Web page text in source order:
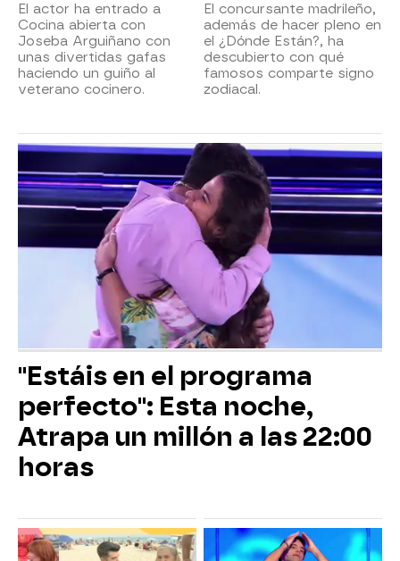
El actor ha entrado a
Cocina abierta con
Joseba Arguiñano con
unas divertidas gafas
haciendo un guiño al
veterano cocinero.
El concursante madrileño,
además de hacer pleno en
el ¿Dónde Están?, ha
descubierto con qué
famosos comparte signo
zodiacal.
"Estáis en el programa
perfecto": Esta noche,
Atrapa un millón a las 22:00
horas